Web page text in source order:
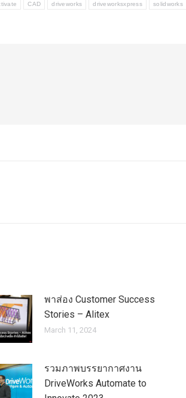
CAD driveworks driveworksxpress solidworks
พาส่อง Customer Success
Stories – Alitex
March 11, 2024
รวมภาพบรรยากาศงาน
DriveWorks Automate to